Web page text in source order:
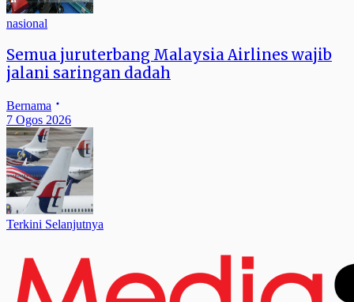
nasional
Semua juruterbang Malaysia Airlines wajib
jalani saringan dadah
Bernama
7 Ogos 2026
Terkini Selanjutnya